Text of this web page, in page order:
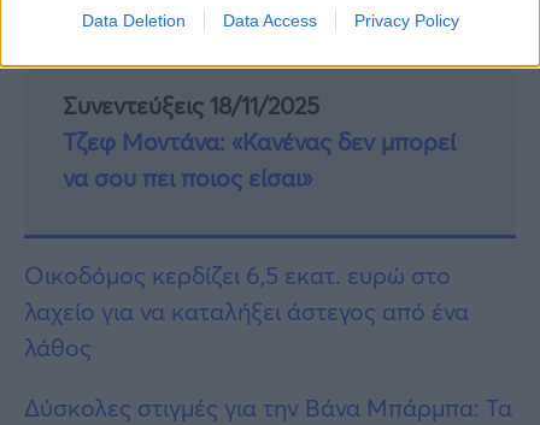
Data Deletion Data Access Privacy Policy
Συνεντεύξεις 18/11/2025
Τζεφ Μοντάνα: «Κανένας δεν μπορεί
να σου πει ποιος είσαι»
Οικοδόμος κερδίζει 6,5 εκατ. ευρώ στο
λαχείο για να καταλήξει άστεγος από ένα
λάθος
Δύσκολες στιγμές για την Βάνα Μπάρμπα: Τα